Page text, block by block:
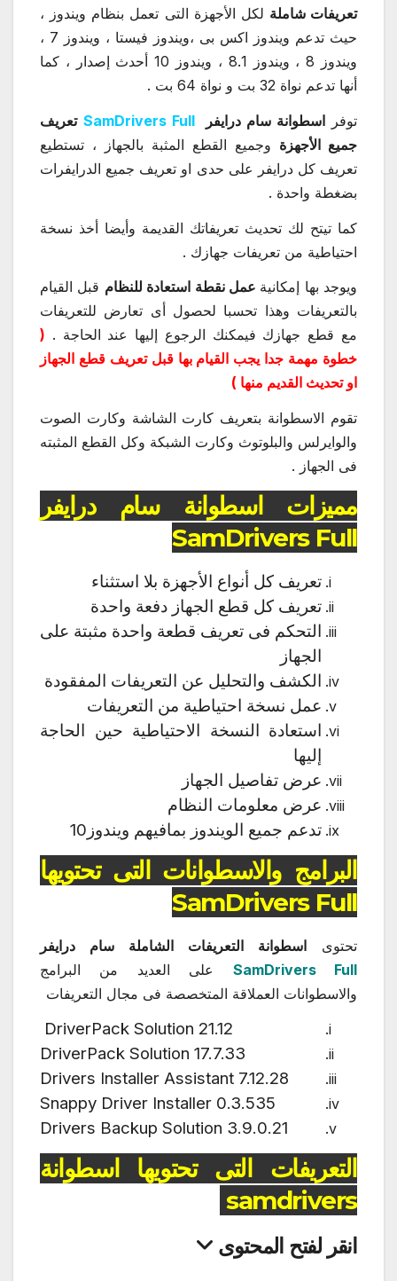
تعريفات شاملة لكل الأجهزة التى تعمل بنظام ويندوز ،
حيث تدعم ويندوز اكس بى ،ويندوز فيستا ، ويندوز 7 ،
ويندوز 8 ، ويندوز 8.1 ، ويندوز 10 أحدث إصدار ، كما
أنها تدعم نواة 32 بت و نواة 64 بت .
توفر اسطوانة سام درايفر SamDrivers Full
تعريف
جميع الأجهزة وجميع القطع المثبة بالجهاز ، تستطيع
تعريف كل درايفر على حدى او تعريف جميع الدرايفرات
بضغطة واحدة .
كما تيتح لك تحديث تعريفاتك القديمة وأيضا أخذ نسخة
احتياطية من تعريفات جهازك .
ويوجد بها إمكانية عمل نقطة استعادة للنظام قبل القيام
بالتعريفات وهذا تحسبا لحصول أى تعارض للتعريفات
مع قطع جهازك فيمكنك الرجوع إليها عند الحاجة . (
خطوة مهمة جدا يجب القيام بها قبل تعريف قطع الجهاز
او تحديث القديم منها )
تقوم الاسطوانة بتعريف كارت الشاشة وكارت الصوت
والوايرلس والبلوتوث وكارت الشبكة وكل القطع المثبته
فى الجهاز .
مميزات اسطوانة سام درايفر
SamDrivers Full
تعريف كل أنواع الأجهزة بلا استثناء
تعريف كل قطع الجهاز دفعة واحدة
التحكم فى تعريف قطعة واحدة مثبتة على
الجهاز
الكشف والتحليل عن التعريفات المفقودة
عمل نسخة احتياطية من التعريفات
استعادة النسخة الاحتياطية حين الحاجة
إليها
عرض تفاصيل الجهاز
عرض معلومات النظام
تدعم جميع الويندوز بمافيهم ويندوز10
البرامج والاسطوانات التى تحتويها
SamDrivers Full
تحتوى اسطوانة التعريفات الشاملة سام درايفر
SamDrivers Full على العديد من البرامج
والاسطوانات العملاقة المتخصصة فى مجال التعريفات
DriverPack Solution 21.12
DriverPack Solution 17.7.33
Drivers Installer Assistant 7.12.28
Snappy Driver Installer 0.3.535
Drivers Backup Solution 3.9.0.21
التعريفات التى تحتويها اسطوانة
samdrivers
انقر لفتح المحتوى